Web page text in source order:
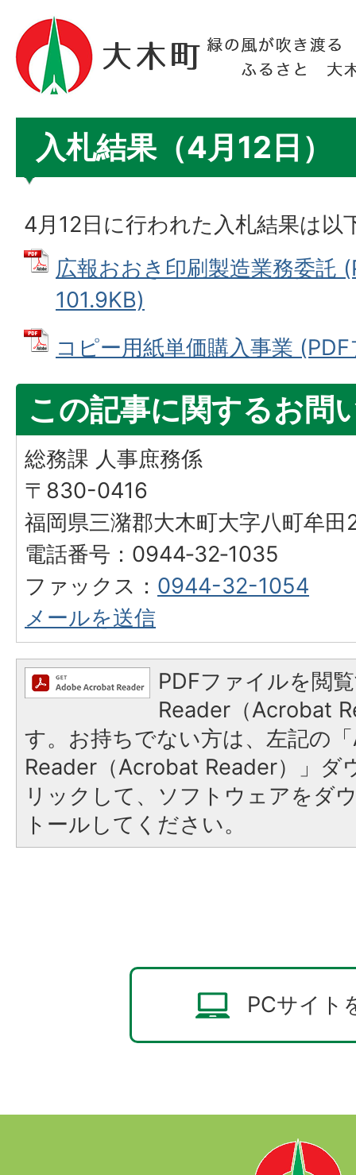
入札結果（4月12日）
4月12日に行われた入札結果は以
広報おおき印刷製造業務委託
101.9KB)
コピー用紙単価購入事業
この記事に関するお問
総務課 人事庶務係
〒830-0416
福岡県三潴郡大木町大字八町牟
電話番号：0944‐32‐1035
ファックス： 0944-32-1054
メールを送信
PDFファイルを閲
Reader（Acrobat
す。お持ちでない方は、左記の
Reader（Acrobat Reader）」ダ
リックして、ソフトウェアをダ
トールしてください。
PCサイト